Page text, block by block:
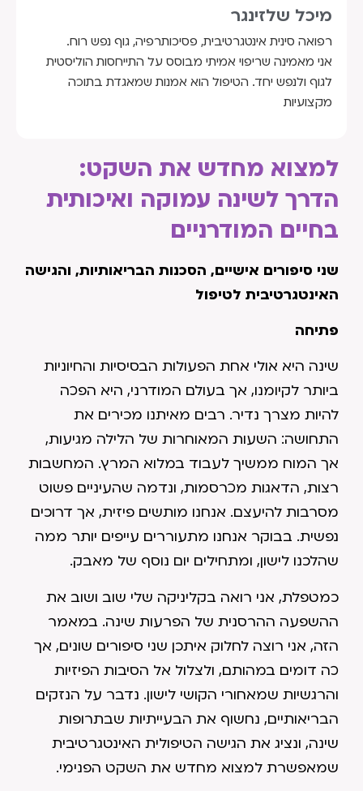
מיכל שלזינגר
רפואה סינית אינטגרטיבית, פסיכותרפיה, גוף נפש רוח.
אני מאמינה שריפוי אמיתי מבוסס על התייחסות הוליסטית
לגוף ולנפש יחד. הטיפול הוא אמנות שמאגדת בתוכה
מקצועיות
למצוא מחדש את השקט:
הדרך לשינה עמוקה ואיכותית
בחיים המודרניים
שני סיפורים אישיים, הסכנות הבריאותיות, והגישה
האינטגרטיבית לטיפול
פתיחה
שינה היא אולי אחת הפעולות הבסיסיות והחיוניות
ביותר לקיומנו, אך בעולם המודרני, היא הפכה
להיות מצרך נדיר. רבים מאיתנו מכירים את
התחושה: השעות המאוחרות של הלילה מגיעות,
אך המוח ממשיך לעבוד במלוא המרץ. המחשבות
רצות, הדאגות מכרסמות, ונדמה שהעיניים פשוט
מסרבות להיעצם. אנחנו מותשים פיזית, אך דרוכים
נפשית. בבוקר אנחנו מתעוררים עייפים יותר ממה
שהלכנו לישון, ומתחילים יום נוסף של מאבק.
כמטפלת, אני רואה בקליניקה שלי שוב ושוב את
ההשפעה ההרסנית של הפרעות שינה. במאמר
הזה, אני רוצה לחלוק איתכן שני סיפורים שונים, אך
כה דומים במהותם, ולצלול אל הסיבות הפיזיות
והרגשיות שמאחורי הקושי לישון. נדבר על הנזקים
הבריאותיים, נחשוף את הבעייתיות שבתרופות
שינה, ונציג את הגישה הטיפולית האינטגרטיבית
שמאפשרת למצוא מחדש את השקט הפנימי.